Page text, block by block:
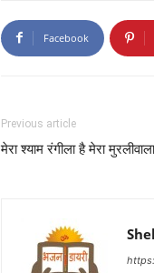
Facebook
Previous article
मेरा श्याम रंगीला है मेरा